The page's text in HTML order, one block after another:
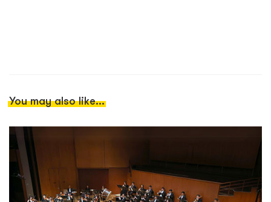
You may also like...